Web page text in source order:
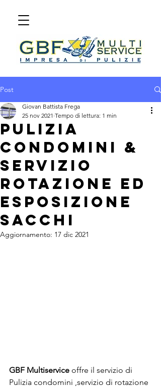
Post
PULIZIA
CONDOMINI &
SERVIZIO
ROTAZIONE ED
ESPOSIZIONE
SACCHI
Giovan Battista Frega
25 nov 2021 Tempo di lettura: 1 min
Aggiornamento: 17 dic 2021
GBF Multiservice offre il servizio di
Pulizia condomini ,servizio di rotazione